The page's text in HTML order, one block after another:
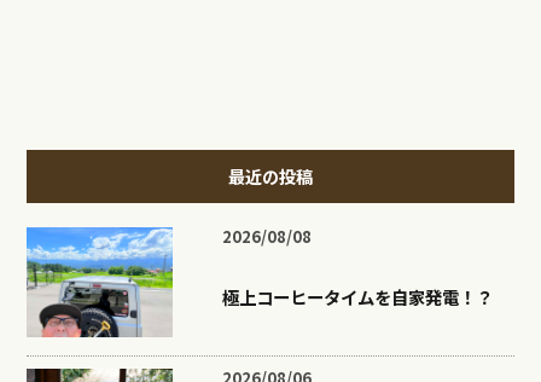
最近の投稿
2026/08/08
極上コーヒータイムを自家発電！？